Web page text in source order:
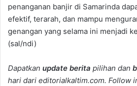
penanganan banjir di Samarinda
efektif, terarah, dan mampu
genangan yang selama ini menjadi
(sal/ndi)
Dapatkan update berita pilihan dan
hari dari editorialkaltim.com. Follow